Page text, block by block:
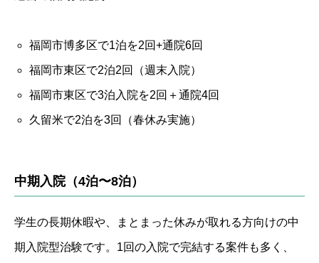
福岡市博多区で1泊を2回+通院6回
福岡市東区で2泊2回（週末入院）
福岡市東区で3泊入院を2回＋通院4回
久留米で2泊を3回（春休み実施）
中期入院（4泊〜8泊）
学生の長期休暇や、まとまった休みが取れる方向けの中
期入院型治験です。1回の入院で完結する案件も多く、